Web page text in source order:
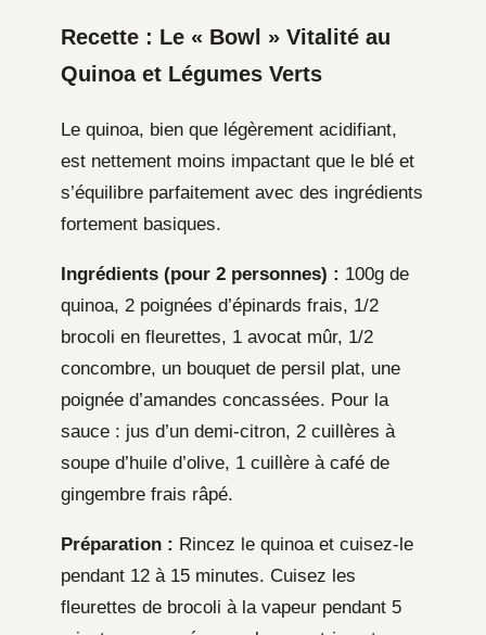
Recette : Le « Bowl » Vitalité au
Quinoa et Légumes Verts
Le quinoa, bien que légèrement acidifiant,
est nettement moins impactant que le blé et
s’équilibre parfaitement avec des ingrédients
fortement basiques.
Ingrédients (pour 2 personnes) : 100g de
quinoa, 2 poignées d’épinards frais, 1/2
brocoli en fleurettes, 1 avocat mûr, 1/2
concombre, un bouquet de persil plat, une
poignée d’amandes concassées. Pour la
sauce : jus d’un demi-citron, 2 cuillères à
soupe d’huile d’olive, 1 cuillère à café de
gingembre frais râpé.
Préparation : Rincez le quinoa et cuisez-le
pendant 12 à 15 minutes. Cuisez les
fleurettes de brocoli à la vapeur pendant 5